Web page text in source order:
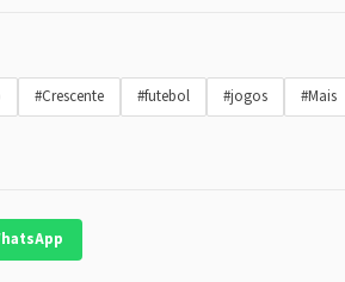
#Crescente #futebol #jogos #Mais